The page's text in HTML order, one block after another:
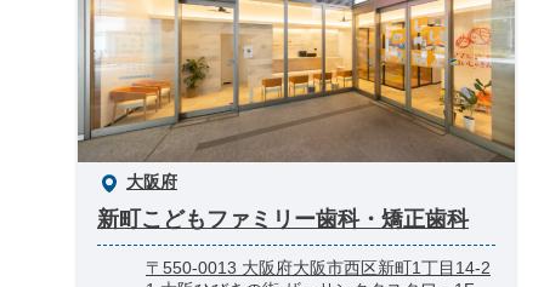
大阪府
新町こどもファミリー歯科・矯正歯科
〒550-0013 大阪府大阪市西区新町1丁目14-2